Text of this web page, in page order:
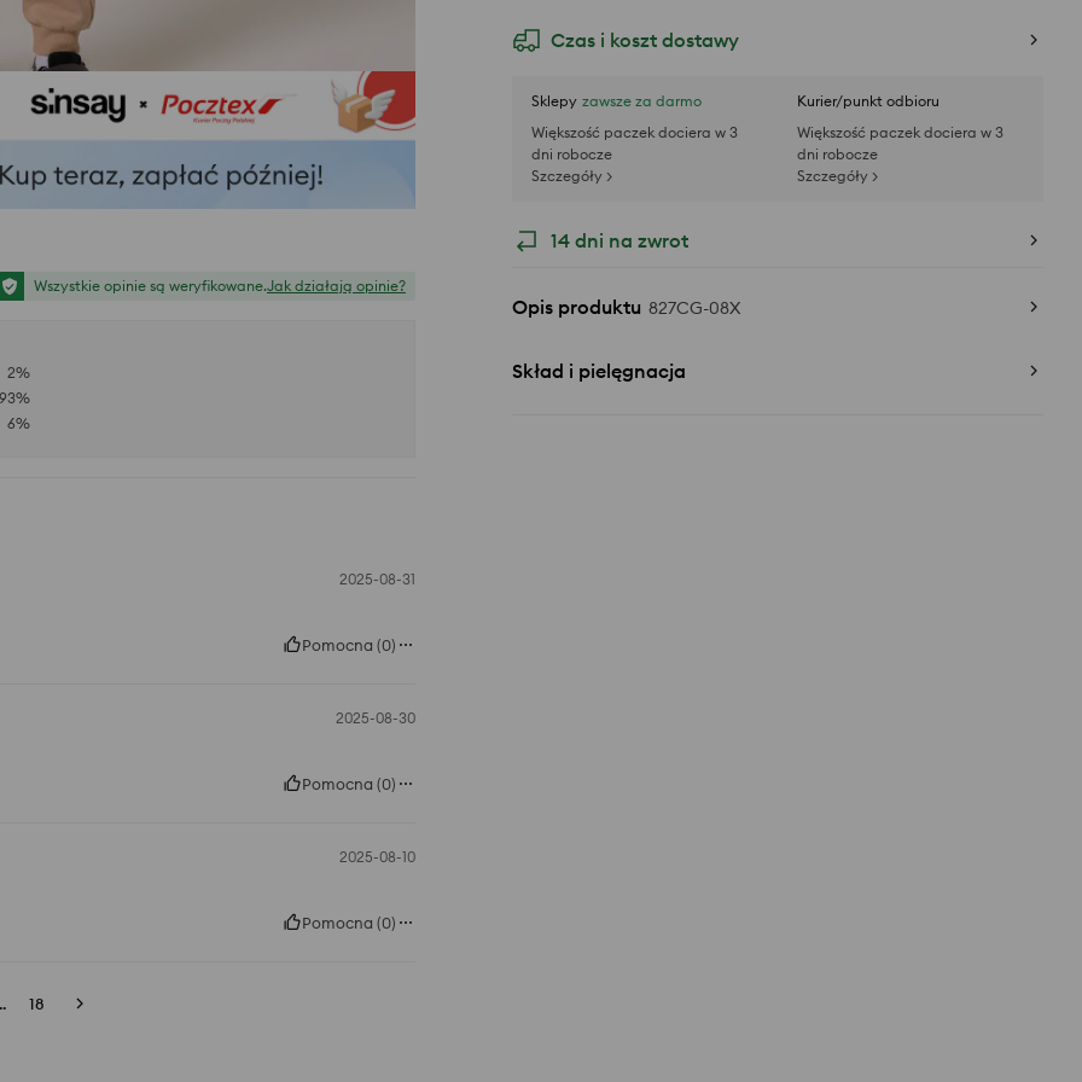
Czas i koszt dostawy
Sklepy zawsze za darmo
Większość paczek dociera w 3
dni robocze
Szczegóły >
Kurier/punkt odbioru
Większość paczek dociera w 3
dni robocze
Szczegóły >
14 dni na zwrot
Opis produktu 827CG-08X
Skład i pielęgnacja
Wszystkie opinie są weryfikowane.Jak działają opinie?
2%
93%
6%
2025-08-31
Pomocna (0)
2025-08-30
Pomocna (0)
2025-08-10
Pomocna (0)
18